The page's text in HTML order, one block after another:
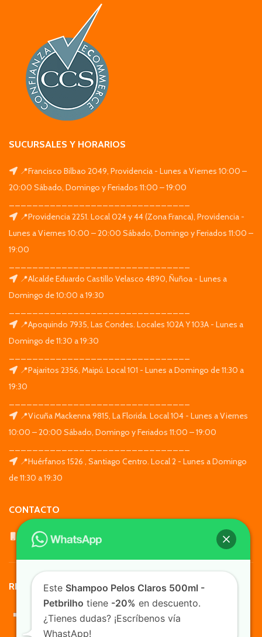
SUCURSALES Y HORARIOS
📍Francisco Bilbao 2049, Providencia - Lunes a Viernes 10:00 –
20:00 Sábado, Domingo y Feriados 11:00 – 19:00
📍Providencia 2251. Local 024 y 44 (Zona Franca), Providencia -
Lunes a Viernes 10:00 – 20:00 Sábado, Domingo y Feriados 11:00 –
19:00
📍Alcalde Eduardo Castillo Velasco 4890, Ñuñoa - Lunes a
Domingo de 10:00 a 19:30
📍Apoquindo 7935, Las Condes. Locales 102A Y 103A - Lunes a
Domingo de 11:30 a 19:30
📍Pajaritos 2356, Maipú. Local 101 - Lunes a Domingo de 11:30 a
19:30
📍Vicuña Mackenna 9815, La Florida. Local 104 - Lunes a Viernes
10:00 – 20:00 Sábado, Domingo y Feriados 11:00 – 19:00
📍Huérfanos 1526 , Santiago Centro. Local 2 - Lunes a Domingo
de 11:30 a 19:30
CONTACTO
WhatsApp: +569 7564 4676
REDES SOCIALES
Este Shampoo Pelos Claros 500ml -
Petbrilho tiene -20% en descuento.
¿Tienes dudas? ¡Escríbenos vía
WhastApp!